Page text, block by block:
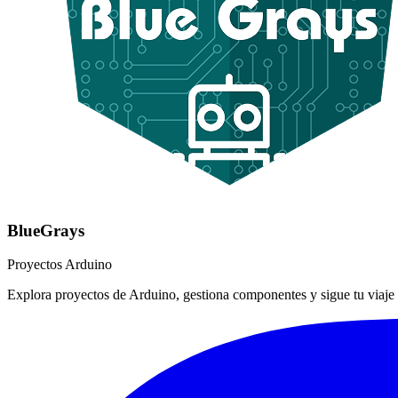
BlueGrays
Proyectos Arduino
Explora proyectos de Arduino, gestiona componentes y sigue tu viaje